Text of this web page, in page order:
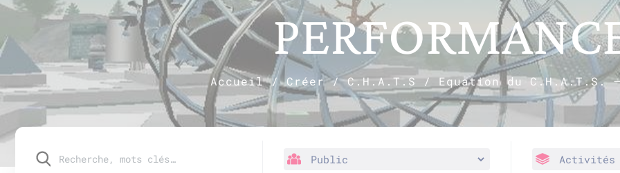
Accueil/Créer/C.H.A.T.S/ Equation du C.H.A.T.S.